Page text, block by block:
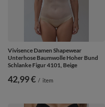
Vivisence Damen Shapewear
Unterhose Baumwolle Hoher Bund
Schlanke Figur 4101, Beige
42,99 € / item